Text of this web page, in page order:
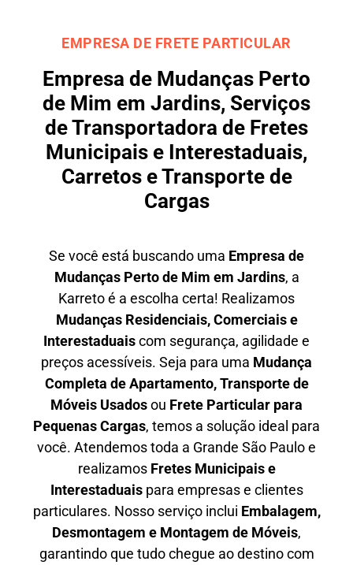
EMPRESA DE FRETE PARTICULAR
Empresa de Mudanças Perto
de Mim em Jardins, Serviços
de Transportadora de Fretes
Municipais e Interestaduais,
Carretos e Transporte de
Cargas
Se você está buscando uma Empresa de
Mudanças Perto de Mim em Jardins, a
Karreto é a escolha certa! Realizamos
Mudanças Residenciais, Comerciais e
Interestaduaiscom segurança, agilidade e
preços acessíveis. Seja para uma Mudança
Completa de Apartamento, Transporte de
Móveis Usadosou Frete Particular para
Pequenas Cargas, temos a solução ideal para
você. Atendemostoda a Grande São Pauloe
realizamos Fretes Municipais e
Interestaduaispara empresas e clientes
particulares. Nosso serviço inclui Embalagem,
Desmontagem e Montagem de Móveis,
garantindo que tudo chegue ao destino com